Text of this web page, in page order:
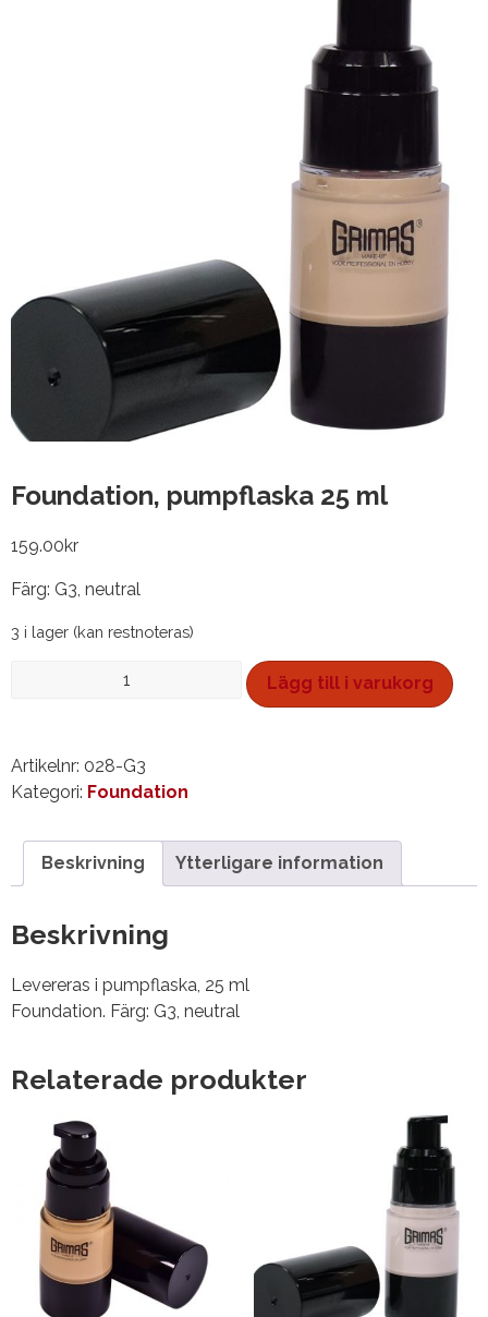
Foundation, pumpflaska 25 ml
159.00kr
Färg: G3, neutral
3 i lager (kan restnoteras)
mängd
Lägg till i varukorg
Artikelnr: 028-G3
Kategori: Foundation
Beskrivning Ytterligare information
Beskrivning
Levereras i pumpflaska, 25 ml
Foundation. Färg: G3, neutral
Relaterade produkter